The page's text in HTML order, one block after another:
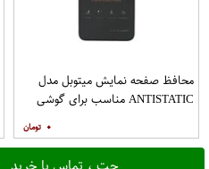
محافظ صفحه نمایش میتوبل مدل
ANTISTATIC مناسب برای گوشی
۰